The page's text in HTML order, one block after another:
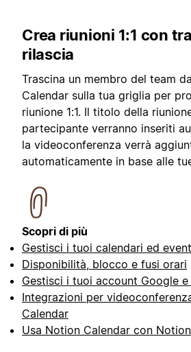
Crea riunioni 1:1 con
rilascia
Trascina un membro del team
Calendar sulla tua griglia per
riunione 1:1. Il titolo della
partecipante verranno inseriti
la videoconferenza verrà
automaticamente in base alle
Scopri di più
Gestisci i tuoi calendari ed
Disponibilità, blocco e fusi orari
Gestisci i tuoi account Google
Integrazioni per
Calendar
Usa Notion Calendar con Notion